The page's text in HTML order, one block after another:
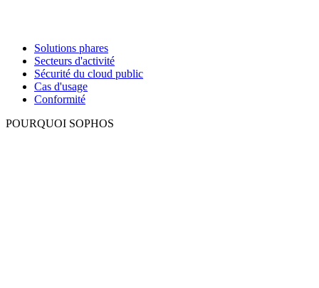
Solutions phares
Secteurs d'activité
Sécurité du cloud public
Cas d'usage
Conformité
POURQUOI SOPHOS